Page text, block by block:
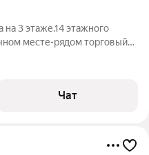
на 3 этаже.14 этажного
месте-рядом торговый
большая,для занятия
требуется
Чат